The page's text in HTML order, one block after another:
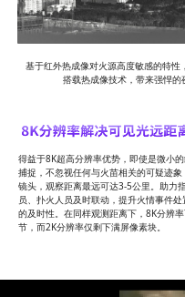
基于红外热成像对火源高度敏感的特性
搭载热成像技术，带来强悍的
得益于8K超高分辨率优势，即使是微小
捕捉，不忽视任何与火苗相关的可疑迹
镜头，观察距离最远可达3-5公里。助力
员、扑火人员及时联动，提升火情事件
的及时性。在同样观测距离下，8K分辨
节，而2K分辨率仅剩下满屏像素块。